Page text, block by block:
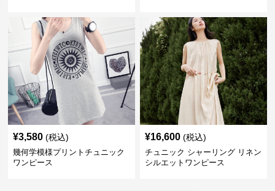
¥3,580 (税込)
幾何学模様プリントチュニック
ワンピース
¥16,600 (税込)
チュニック シャーリング リネン
シルエットワンピース